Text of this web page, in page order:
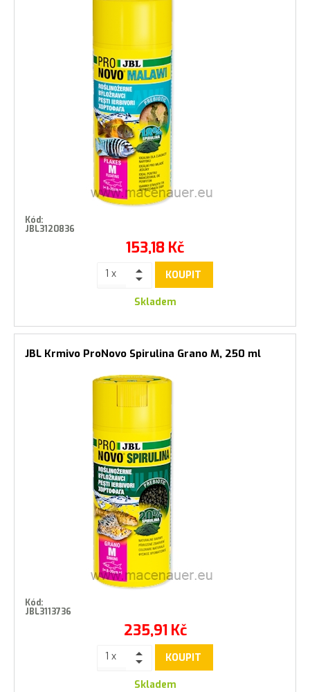
Kód:
JBL3120836
153,18 Kč
KOUPIT
Skladem
JBL Krmivo ProNovo Spirulina Grano M, 250 ml
Kód:
JBL3113736
235,91 Kč
KOUPIT
Skladem